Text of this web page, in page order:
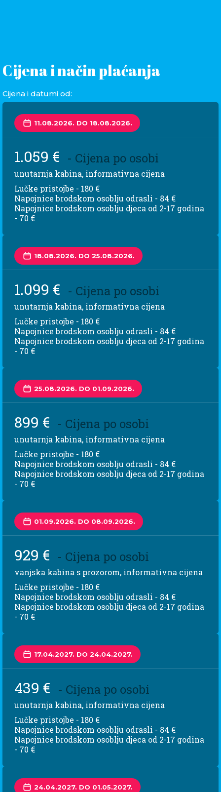
Cijena i način plaćanja
Cijena i datumi od:
11.08.2026. DO 18.08.2026.
1.059 € - Cijena po osobi
unutarnja kabina, informativna cijena
Lučke pristojbe - 180 €
Napojnice brodskom osoblju odrasli - 84 €
Napojnice brodskom osoblju djeca od 2-17 godina
- 70 €
18.08.2026. DO 25.08.2026.
1.099 € - Cijena po osobi
unutarnja kabina, informativna cijena
Lučke pristojbe - 180 €
Napojnice brodskom osoblju odrasli - 84 €
Napojnice brodskom osoblju djeca od 2-17 godina
- 70 €
25.08.2026. DO 01.09.2026.
899 € - Cijena po osobi
unutarnja kabina, informativna cijena
Lučke pristojbe - 180 €
Napojnice brodskom osoblju odrasli - 84 €
Napojnice brodskom osoblju djeca od 2-17 godina
- 70 €
01.09.2026. DO 08.09.2026.
929 € - Cijena po osobi
vanjska kabina s prozorom, informativna cijena
Lučke pristojbe - 180 €
Napojnice brodskom osoblju odrasli - 84 €
Napojnice brodskom osoblju djeca od 2-17 godina
- 70 €
17.04.2027. DO 24.04.2027.
439 € - Cijena po osobi
unutarnja kabina, informativna cijena
Lučke pristojbe - 180 €
Napojnice brodskom osoblju odrasli - 84 €
Napojnice brodskom osoblju djeca od 2-17 godina
- 70 €
24.04.2027. DO 01.05.2027.